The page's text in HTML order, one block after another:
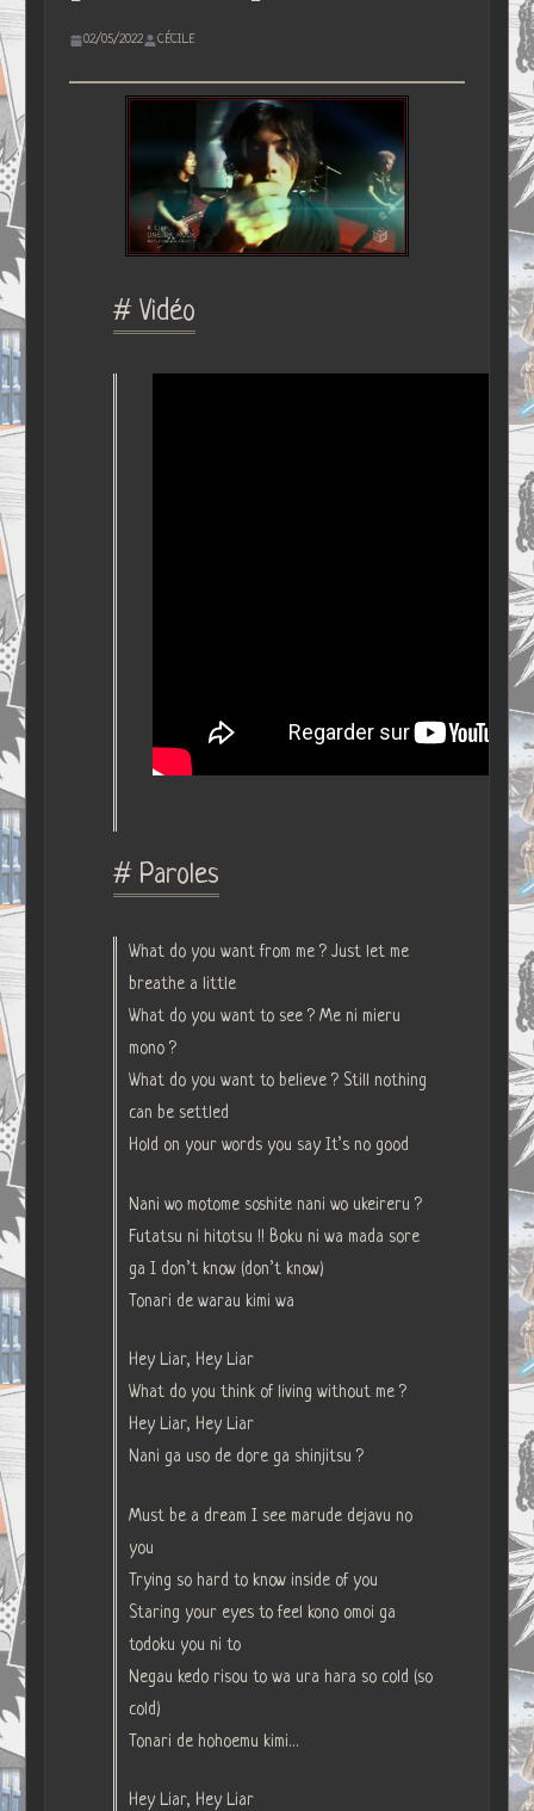
02/05/2022 CÉCILE
# Vidéo
# Paroles
What do you want from me ? Just let me
breathe a little
What do you want to see ? Me ni mieru
mono ?
What do you want to believe ? Still nothing
can be settled
Hold on your words you say It’s no good
Nani wo motome soshite nani wo ukeireru ?
Futatsu ni hitotsu !! Boku ni wa mada sore
ga I don’t know (don’t know)
Tonari de warau kimi wa
Hey Liar, Hey Liar
What do you think of living without me ?
Hey Liar, Hey Liar
Nani ga uso de dore ga shinjitsu ?
Must be a dream I see marude dejavu no
you
Trying so hard to know inside of you
Staring your eyes to feel kono omoi ga
todoku you ni to
Negau kedo risou to wa ura hara so cold (so
cold)
Tonari de hohoemu kimi…
Hey Liar, Hey Liar